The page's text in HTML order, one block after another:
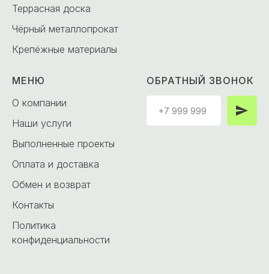
Террасная доска
Чёрный металлопрокат
Крепёжные материалы
МЕНЮ
О компании
Наши услуги
Выполненные проекты
Оплата и доставка
Обмен и возврат
Контакты
Политика
конфиденциальности
ОБРАТНЫЙ ЗВОНОК